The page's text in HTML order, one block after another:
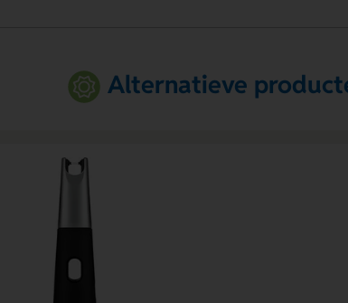
Alternatieve